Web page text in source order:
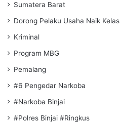
Sumatera Barat
Dorong Pelaku Usaha Naik Kelas
Kriminal
Program MBG
Pemalang
#6 Pengedar Narkoba
#Narkoba Binjai
#Polres Binjai #Ringkus